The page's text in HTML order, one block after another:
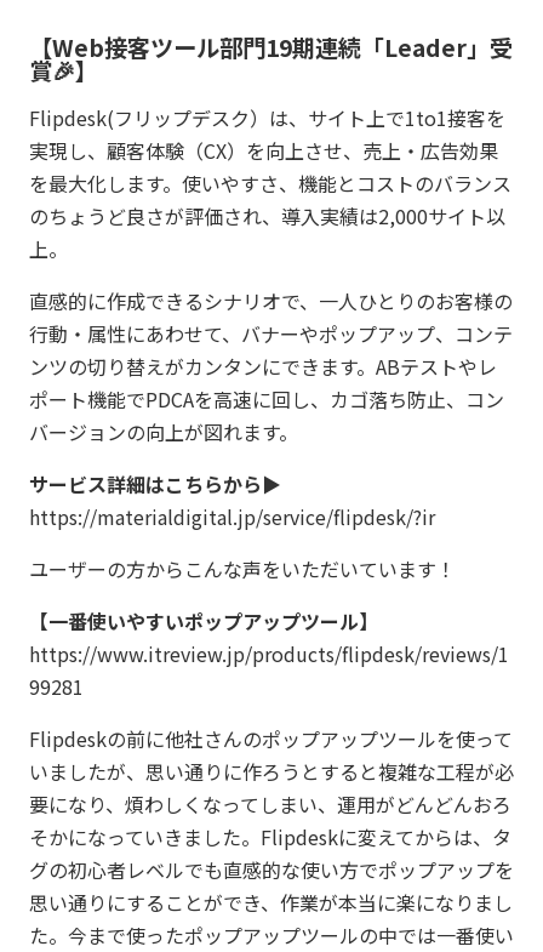
【Web接客ツール部門19期連続「Leader」受
賞🎉】
Flipdesk(フリップデスク）は、サイト上で1to1接客を
実現し、顧客体験（CX）を向上させ、売上・広告効果
を最大化します。使いやすさ、機能とコストのバランス
のちょうど良さが評価され、導入実績は2,000サイト以
上。
直感的に作成できるシナリオで、一人ひとりのお客様の
行動・属性にあわせて、バナーやポップアップ、コンテ
ンツの切り替えがカンタンにできます。ABテストやレ
ポート機能でPDCAを高速に回し、カゴ落ち防止、コン
バージョンの向上が図れます。
サービス詳細はこちらから▶
https://materialdigital.jp/service/flipdesk/?ir
ユーザーの方からこんな声をいただいています！
【一番使いやすいポップアップツール】
https://www.itreview.jp/products/flipdesk/reviews/1
99281
Flipdeskの前に他社さんのポップアップツールを使って
いましたが、思い通りに作ろうとすると複雑な工程が必
要になり、煩わしくなってしまい、運用がどんどんおろ
そかになっていきました。Flipdeskに変えてからは、タ
グの初心者レベルでも直感的な使い方でポップアップを
思い通りにすることができ、作業が本当に楽になりまし
た。今まで使ったポップアップツールの中では一番使い